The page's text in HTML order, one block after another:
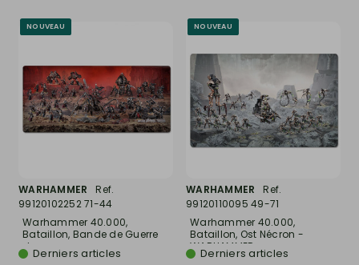
NOUVEAU
WARHAMMER
Ref.
99120102252 71-44
Warhammer 40.000,
Bataillon, Bande de Guerre
des...Derniers articles
NOUVEAU
WARHAMMER
Ref.
99120110095 49-71
Warhammer 40.000,
Bataillon, Ost Nécron -
WARHAMMER...
Derniers articles